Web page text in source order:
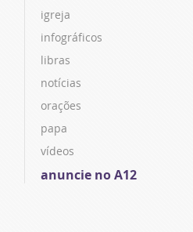
igreja
infográficos
libras
notícias
orações
papa
vídeos
anuncie no A12